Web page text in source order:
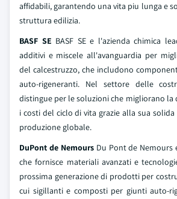
affidabili, garantendo una vita piu lunga e
struttura edilizia.
BASF SE BASF SE e l'azienda chimica
additivi e miscele all'avanguardia per
del calcestruzzo, che includono
auto-rigeneranti. Nel settore delle
distingue per le soluzioni che migliorano
i costi del ciclo di vita grazie alla sua solida
produzione globale.
DuPont de NemoursDu Pont de Nemours
che fornisce materiali avanzati e
prossima generazione di prodotti per
cui sigillanti e composti per giunti auto-